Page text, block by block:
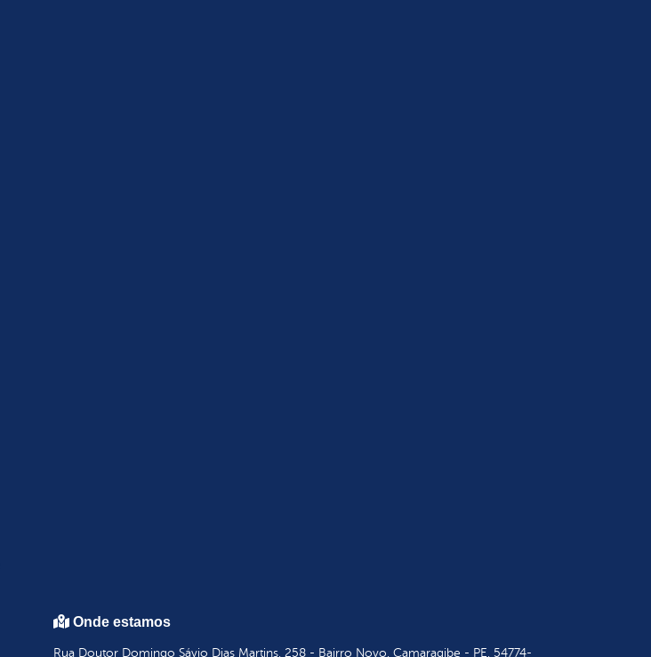
Onde estamos
Rua Doutor Domingo Sávio Dias Martins, 258 - Bairro Novo, Camaragibe - PE, 54774-